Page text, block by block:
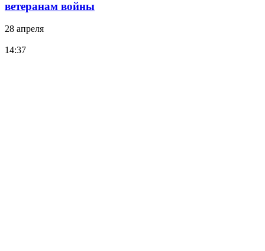
ветеранам войны
28 апреля
14:37